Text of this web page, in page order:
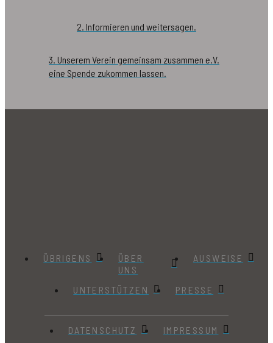
2. Informieren und weitersagen.
3. Unserem Verein gemeinsam zusammen e.V.
eine Spende zukommen lassen.
ÜBRIGENS
ÜBER
UNS
AUSWEISE
UNTERSTÜTZEN PRESSE
DATENSCHUTZ
IMPRESSUM